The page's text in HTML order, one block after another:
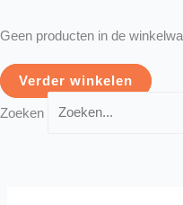
Geen producten in de
Verder winkelen
Zoeken